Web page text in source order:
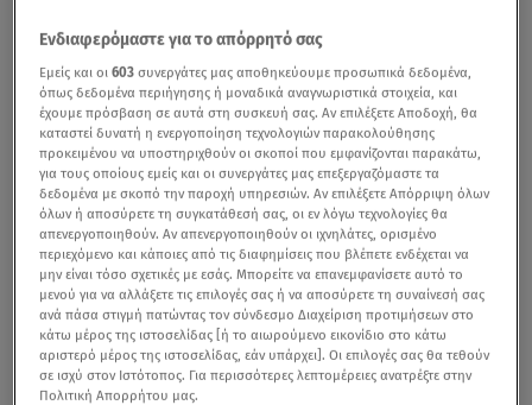
Ενδιαφερόμαστε για το απόρρητό σας
Εμείς και οι603 συνεργάτες μας αποθηκεύουμε προσωπικά δεδομένα,
όπως δεδομένα περιήγησης ή μοναδικά αναγνωριστικά στοιχεία, και
έχουμε πρόσβαση σε αυτά στη συσκευή σας. Αν επιλέξετε Αποδοχή, θα
καταστεί δυνατή η ενεργοποίηση τεχνολογιών παρακολούθησης
προκειμένου να υποστηριχθούν οι σκοποί που εμφανίζονται παρακάτω,
για τους οποίους εμείς και οι συνεργάτες μας επεξεργαζόμαστε τα
δεδομένα με σκοπό την παροχή υπηρεσιών. Αν επιλέξετε Απόρριψη όλων
όλων ή αποσύρετε τη συγκατάθεσή σας, οι εν λόγω τεχνολογίες θα
απενεργοποιηθούν. Αν απενεργοποιηθούν οι ιχνηλάτες, ορισμένο
περιεχόμενο και κάποιες από τις διαφημίσεις που βλέπετε ενδέχεται να
μην είναι τόσο σχετικές με εσάς. Μπορείτε να επανεμφανίσετε αυτό το
μενού για να αλλάξετε τις επιλογές σας ή να αποσύρετε τη συναίνεσή σας
ανά πάσα στιγμή πατώντας τον σύνδεσμο Διαχείριση προτιμήσεων στο
κάτω μέρος της ιστοσελίδας [ή το αιωρούμενο εικονίδιο στο κάτω
αριστερό μέρος της ιστοσελίδας, εάν υπάρχει]. Οι επιλογές σας θα τεθούν
σε ισχύ στον Ιστότοπος. Για περισσότερες λεπτομέρειες ανατρέξτε στην
Πολιτική Απορρήτου μας.